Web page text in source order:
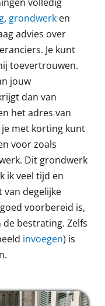
, grondwerk en
advies over
Je kunt
toevertrouwen.
jouw
dan van
het adres van
met korting kunt
voor zoals
Dit grondwerk
ik veel tijd en
van degelijke
voorbereid is,
bestrating. Zelfs
invoegen) is